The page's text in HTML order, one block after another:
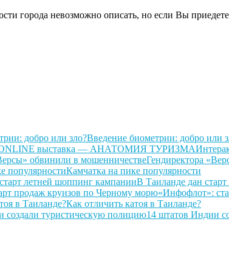
города невозможно описать, но если Вы
Введение биометрии: добро или
Гендиректора
Камчатка на пике популярности
В Таиланде дан
«Инфофлот»:
Как отличить катоя в Таиланде?
14 штатов Индии